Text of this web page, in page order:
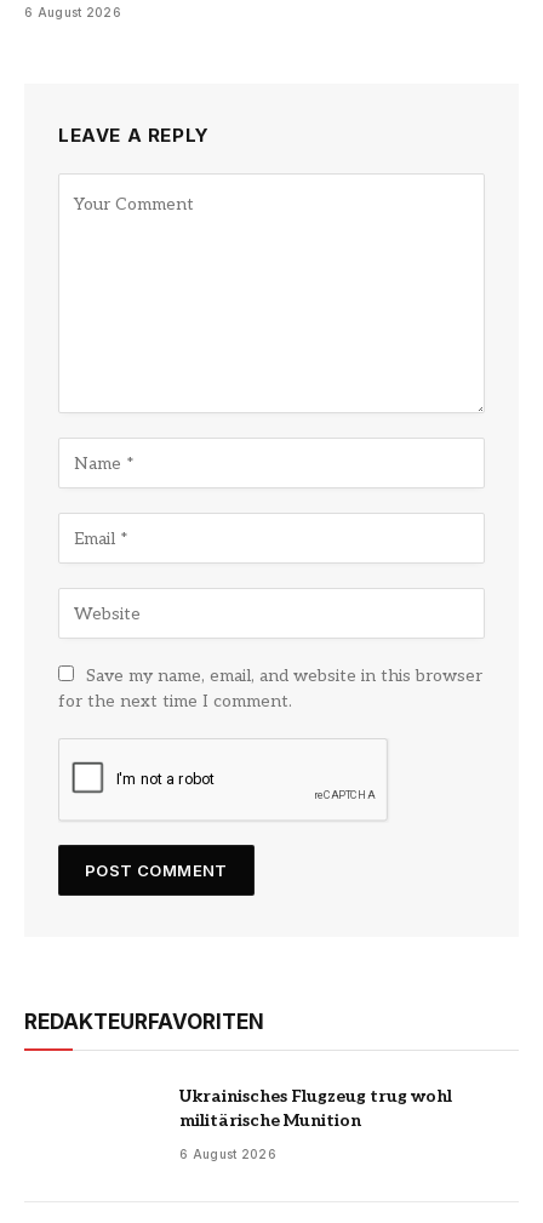
6 August 2026
LEAVE A REPLY
Save my name, email, and website in this browser
for the next time I comment.
REDAKTEURFAVORITEN
Ukrainisches Flugzeug trug wohl
militärische Munition
6 August 2026